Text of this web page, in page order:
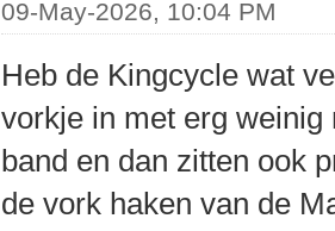
09-May-2026, 10:04 PM
Heb de Kingcycle wat
vorkje in met erg
band en dan zitten ook
de vork haken van de